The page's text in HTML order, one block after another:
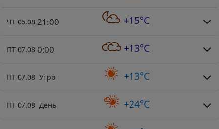
ЧТ 06.08 21:00 +15°C
ПТ 07.08 0:00 +13°C
ПТ 07.08 Утро +13°C
ПТ 07.08 День +24°C